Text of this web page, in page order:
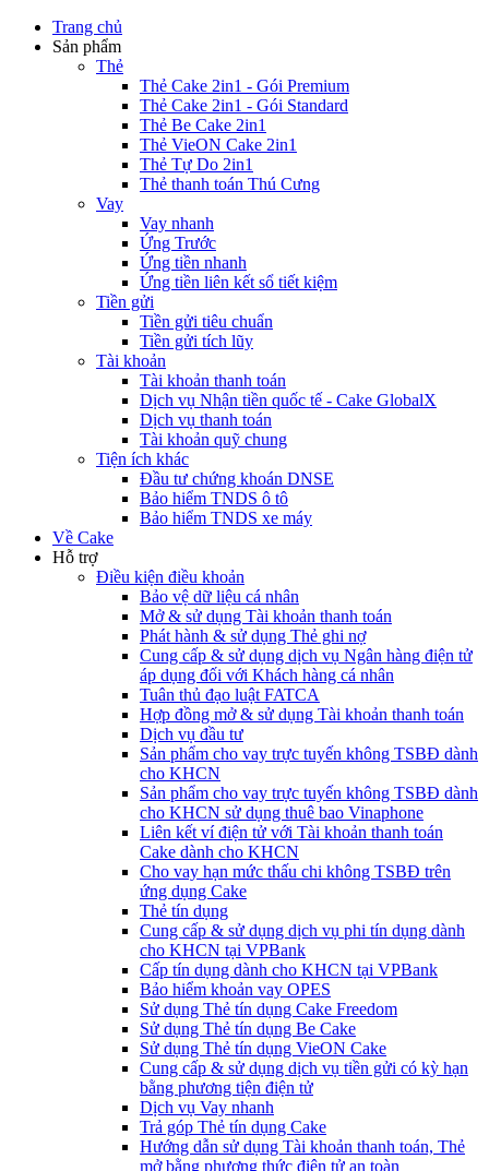
Trang chủ
Sản phẩm
Thẻ
Thẻ Cake 2in1 - Gói Premium
Thẻ Cake 2in1 - Gói Standard
Thẻ Be Cake 2in1
Thẻ VieON Cake 2in1
Thẻ Tự Do 2in1
Thẻ thanh toán Thú Cưng
Vay
Vay nhanh
Ứng Trước
Ứng tiền nhanh
Ứng tiền liên kết sổ tiết kiệm
Tiền gửi
Tiền gửi tiêu chuẩn
Tiền gửi tích lũy
Tài khoản
Tài khoản thanh toán
Dịch vụ Nhận tiền quốc tế - Cake GlobalX
Dịch vụ thanh toán
Tài khoản quỹ chung
Tiện ích khác
Đầu tư chứng khoán DNSE
Bảo hiểm TNDS ô tô
Bảo hiểm TNDS xe máy
Về Cake
Hỗ trợ
Điều kiện điều khoản
Bảo vệ dữ liệu cá nhân
Mở & sử dụng Tài khoản thanh toán
Phát hành & sử dụng Thẻ ghi nợ
Cung cấp & sử dụng dịch vụ Ngân hàng điện tử
áp dụng đối với Khách hàng cá nhân
Tuân thủ đạo luật FATCA
Hợp đồng mở & sử dụng Tài khoản thanh toán
Dịch vụ đầu tư
Sản phẩm cho vay trực tuyến không TSBĐ dành
cho KHCN
Sản phẩm cho vay trực tuyến không TSBĐ dành
cho KHCN sử dụng thuê bao Vinaphone
Liên kết ví điện tử với Tài khoản thanh toán
Cake dành cho KHCN
Cho vay hạn mức thấu chi không TSBĐ trên
ứng dụng Cake
Thẻ tín dụng
Cung cấp & sử dụng dịch vụ phi tín dụng dành
cho KHCN tại VPBank
Cấp tín dụng dành cho KHCN tại VPBank
Bảo hiểm khoản vay OPES
Sử dụng Thẻ tín dụng Cake Freedom
Sử dụng Thẻ tín dụng Be Cake
Sử dụng Thẻ tín dụng VieON Cake
Cung cấp & sử dụng dịch vụ tiền gửi có kỳ hạn
bằng phương tiện điện tử
Dịch vụ Vay nhanh
Trả góp Thẻ tín dụng Cake
Hướng dẫn sử dụng Tài khoản thanh toán, Thẻ
mở bằng phương thức điện tử an toàn